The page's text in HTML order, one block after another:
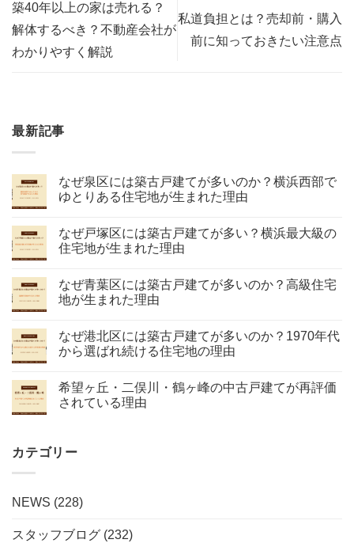
築40年以上の家は売れる？
解体するべき？不動産会社が
わかりやすく解説
私道負担とは？売却前・購入
前に知っておきたい注意点
最新記事
なぜ泉区には築古戸建てが多いのか？横浜西部で
ゆとりある住宅地が生まれた理由
なぜ戸塚区には築古戸建てが多い？横浜最大級の
住宅地が生まれた理由
なぜ青葉区には築古戸建てが多いのか？高級住宅
地が生まれた理由
なぜ港北区には築古戸建てが多いのか？1970年代
から選ばれ続ける住宅地の理由
希望ヶ丘・二俣川・鶴ヶ峰の中古戸建てが再評価
されている理由
カテゴリー
NEWS (228)
スタッフブログ (232)